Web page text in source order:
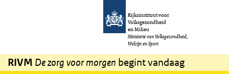
Overslaan en naar de inhoud gaan
Rijksinstituut voor
Volksgezondheid
en Milieu
Ministerie van Volksgezondheid,
Welzijn en Sport
RIVM De zorg voor morgen begint vandaag